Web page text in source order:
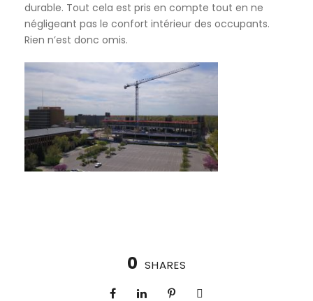
durable. Tout cela est pris en compte tout en ne
négligeant pas le confort intérieur des occupants.
Rien n’est donc omis.
0 SHARES